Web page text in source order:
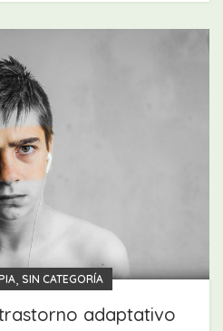
, SIN CATEGORÍA
adaptativo